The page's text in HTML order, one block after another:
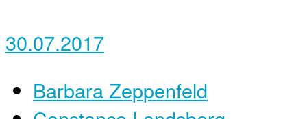
30.07.2017
Barbara Zeppenfeld